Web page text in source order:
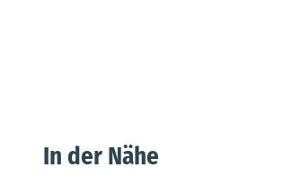
In der Nähe